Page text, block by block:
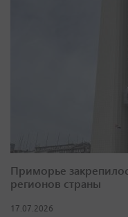
Приморье
регионов страны
17.07.2026